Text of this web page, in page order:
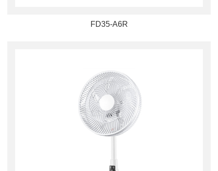
FD35-A6R